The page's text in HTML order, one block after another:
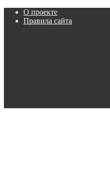
О проекте
Правила сайта